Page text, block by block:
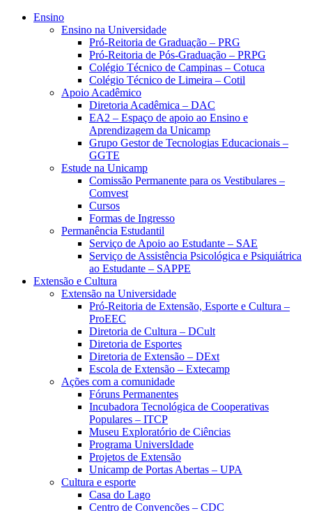
Ensino
Ensino na Universidade
Pró-Reitoria de Graduação – PRG
Pró-Reitoria de Pós-Graduação – PRPG
Colégio Técnico de Campinas – Cotuca
Colégio Técnico de Limeira – Cotil
Apoio Acadêmico
Diretoria Acadêmica – DAC
EA2 – Espaço de apoio ao Ensino e
Aprendizagem da Unicamp
Grupo Gestor de Tecnologias Educacionais –
GGTE
Estude na Unicamp
Comissão Permanente para os Vestibulares –
Comvest
Cursos
Formas de Ingresso
Permanência Estudantil
Serviço de Apoio ao Estudante – SAE
Serviço de Assistência Psicológica e Psiquiátrica
ao Estudante – SAPPE
Extensão e Cultura
Extensão na Universidade
Pró-Reitoria de Extensão, Esporte e Cultura –
ProEEC
Diretoria de Cultura – DCult
Diretoria de Esportes
Diretoria de Extensão – DExt
Escola de Extensão – Extecamp
Ações com a comunidade
Fóruns Permanentes
Incubadora Tecnológica de Cooperativas
Populares – ITCP
Museu Exploratório de Ciências
Programa UniversIdade
Projetos de Extensão
Unicamp de Portas Abertas – UPA
Cultura e esporte
Casa do Lago
Centro de Convenções – CDC